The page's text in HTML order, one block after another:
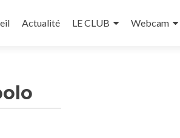
Actualité LE CLUB Webcam